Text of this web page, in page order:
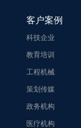
客户案例
科技企业
教育培训
工程机械
策划传媒
政务机构
医疗机构